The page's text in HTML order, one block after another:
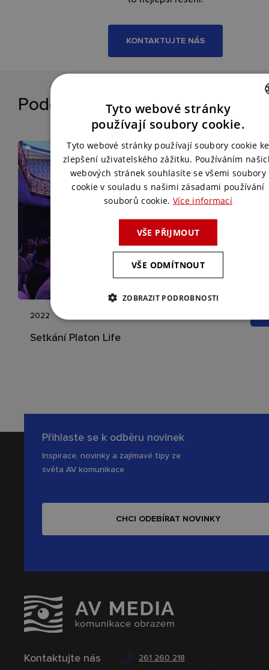
KONTAKTUJTE NÁS
Podobné reference
2022
Setkání Platon Life
Kontaktujte nás
261 260 218
Přihlaste se k odběru novinek
Inspirace, novinky a zajímavé tipy ze
světa AV komunikace
CHCI ODEBÍRAT NOVINKY
ENGLISH
Tyto webové stránky
používají soubory cookie.
Tyto webové stránky používají soubory cookie ke
zlepšení uživatelského zážitku. Používáním
webových stránek souhlasíte se všemi soubory
cookie v souladu s našimi zásadami používání
souborů cookie. Více informací
VŠE PŘIJMOUT
VŠE ODMÍTNOUT
ZOBRAZIT PODROBNOSTI